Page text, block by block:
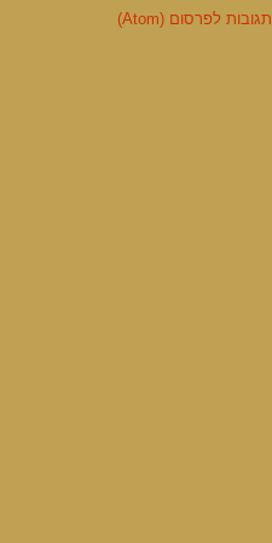
תגובות לפרסום (Atom)